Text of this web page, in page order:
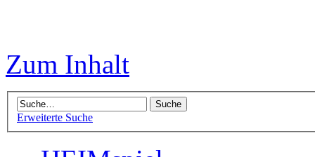
Zum Inhalt
Erweiterte Suche